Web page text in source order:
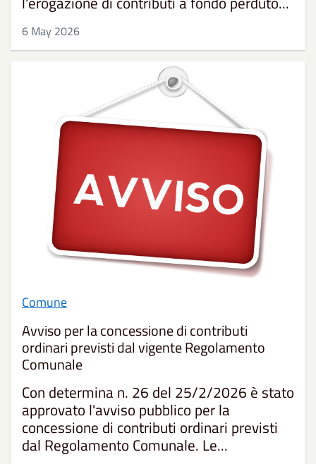
6 May 2026
Comune
Avviso per la concessione di contributi
ordinari previsti dal vigente Regolamento
Comunale
Con determina n. 26 del 25/2/2026 è stato
approvato l'avviso pubblico per la
concessione di contributi ordinari previsti
dal Regolamento Comunale. Le...